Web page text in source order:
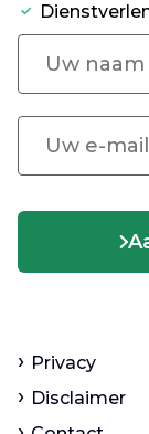
Privacy
Disclaimer